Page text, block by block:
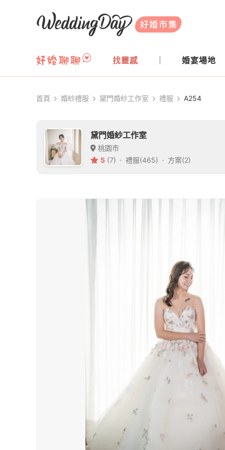
WeddingDay 好婚市集
找靈感 婚宴場地
首頁 婚紗禮服 黛門婚紗工作室 禮服 A254
黛門婚紗工作室
桃園市
5 (7) 禮服(465) 方案(2)